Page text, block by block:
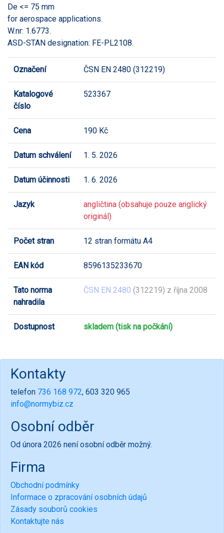
De <= 75 mm
for aerospace applications.
W.nr: 1.6773.
ASD-STAN designation: FE-PL2108.
Označení ČSN EN 2480 (312219)
Katalogové
číslo
523367
Cena 190 Kč
Datum schválení 1. 5. 2026
Datum účinnosti 1. 6. 2026
Jazyk
angličtina (obsahuje pouze anglický
originál)
Počet stran 12 stran formátu A4
EAN kód 8596135233670
Tato norma
nahradila
ČSN EN 2480 (312219) z října 2008
Dostupnost skladem (tisk na počkání)
Kontakty
telefon 736 168 972, 603 320 965
info@normybiz.cz
Osobní odběr
Od února 2026 není osobní odběr možný.
Firma
Obchodní podmínky
Informace o zpracování osobních údajů
Zásady souborů cookies
Kontaktujte nás